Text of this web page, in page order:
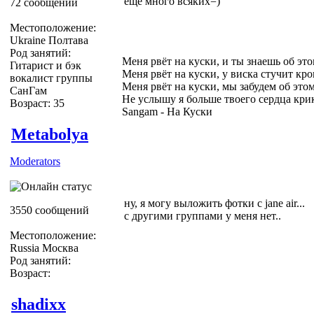
Местоположение:
Ukraine Полтава
Род занятий:
Гитарист и бэк
вокалист группы
СанГам
Возраст: 35
Меня рвёт на куски, и ты знаешь об
Меня рвёт на куски, у виска стучит
Меня рвёт на куски, мы забудем об
Не услышу я больше твоего сердца
Sangam - На Куски
Metabolya
Moderators
3550 сообщений
Местоположение:
Russia Москва
Род занятий:
Возраст:
ну, я могу выложить фотки с jane air...
с другими группами у меня нет..
shadixx